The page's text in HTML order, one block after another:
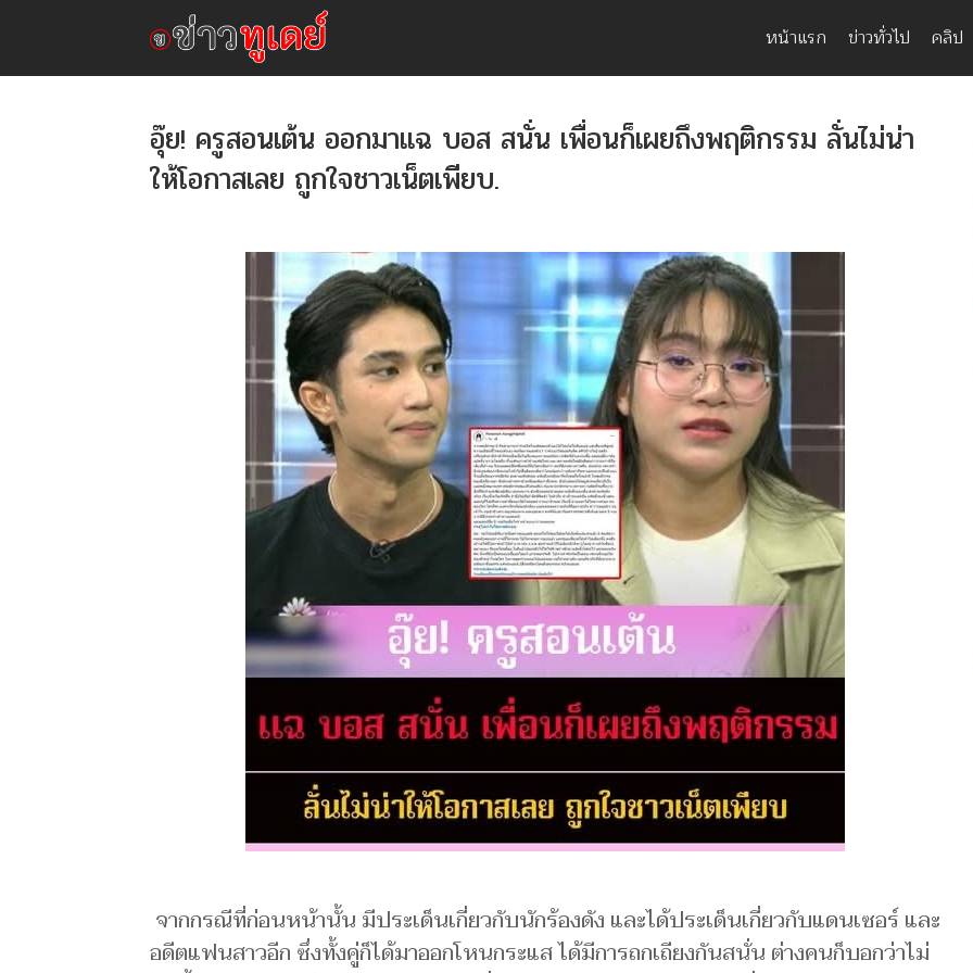
หน้าแรก ข่าวทั่วไป คลิป
อุ๊ย! ครูสอนเต้น ออกมาแฉ บอส สนั่น เพื่อนก็เผยถึงพฤติกรรม ลั่นไม่น่า
ให้โอกาสเลย ถูกใจชาวเน็ตเพียบ.
จากกรณีที่ก่อนหน้านั้น มีประเด็นเกี่ยวกับนักร้องดัง และได้ประเด็นเกี่ยวกับแดนเซอร์ และ
อดีตแฟนสาวอีก ซึ่งทั้งคู่ก็ได้มาออกโหนกระแส ได้มีการถกเถียงกันสนั่น ต่างคนก็บอกว่าไม่